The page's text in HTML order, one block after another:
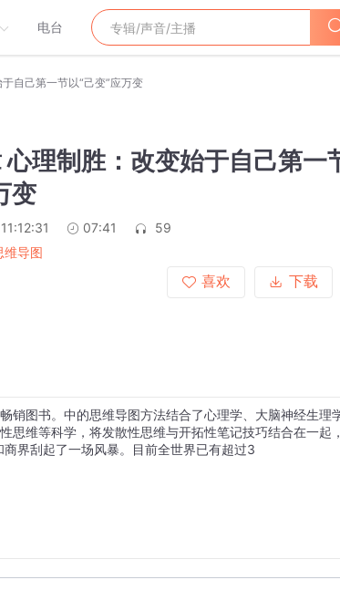
电台
自己第一节以“己变”应万变
心理制胜：改变始于自己第一
变
07:41
59
维导图
喜欢
下载
销图书。中的思维导图方法结合了心理学、大脑神经生理
思维等科学，将发散性思维与开拓性笔记技巧结合在一起
界刮起了一场风暴。目前全世界已有超过3